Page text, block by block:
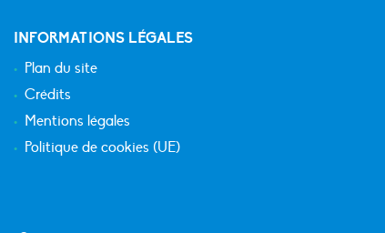
INFORMATIONS LÉGALES
Plan du site
Crédits
Mentions légales
Politique de cookies (UE)